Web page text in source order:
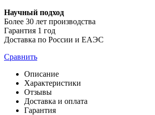
Научный подход
Более 30 лет производства
Гарантия 1 год
Доставка по России и ЕАЭС
Сравнить
Описание
Характеристики
Отзывы
Доставка и оплата
Гарантия